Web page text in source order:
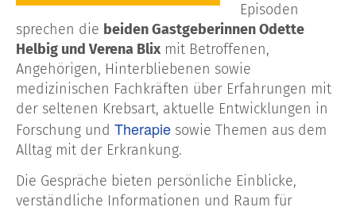
Episoden
sprechen die beiden Gastgeberinnen Odette
Helbig und Verena Blix mit Betroffenen,
Angehörigen, Hinterbliebenen sowie
medizinischen Fachkräften über Erfahrungen mit
der seltenen Krebsart, aktuelle Entwicklungen in
Forschung und Therapie sowie Themen aus dem
Alltag mit der Erkrankung.
Die Gespräche bieten persönliche Einblicke,
verständliche Informationen und Raum für